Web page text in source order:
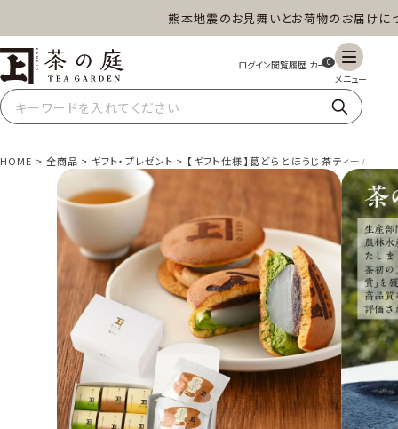
熊本地震のお見舞いとお荷物のお届けについて
茶の庭オンラインショップ 0
HOME 全商品 ギフト・プレゼント 【ギフト仕様】葛どらとほうじ茶ティーバッグ